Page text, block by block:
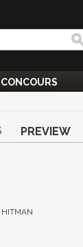
CONCOURS
PREVIEW